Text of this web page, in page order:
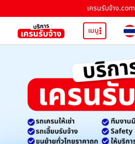
เครนรับจ้าง.com
เมนู